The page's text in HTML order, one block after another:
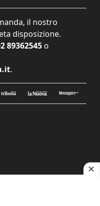
il nostro
disposizione.
89362545 o
.